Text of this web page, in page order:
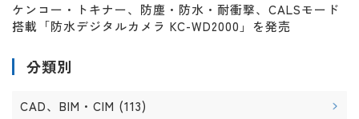
ケンコー・トキナー、防塵・防水・耐衝撃、CALSモード
搭載「防水デジタルカメラ KC-WD2000」を発売
分類別
CAD、BIM・CIM (113)